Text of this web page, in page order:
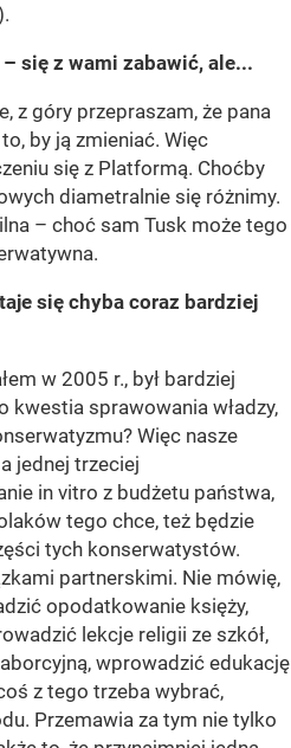
się z wami zabawić, ale...
z góry przepraszam, że pana
by ją zmieniać. Więc
się z Platformą. Choćby
diametralnie się różnimy.
– choć sam Tusk może tego
się chyba coraz bardziej
w 2005 r., był bardziej
kwestia sprawowania władzy,
Więc nasze
jednej trzeciej
in vitro z budżetu państwa,
tego chce, też będzie
tych konserwatystów.
partnerskimi. Nie mówię,
opodatkowanie księży,
lekcje religii ze szkół,
wprowadzić edukację
z tego trzeba wybrać,
Przemawia za tym nie tylko